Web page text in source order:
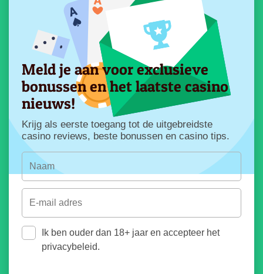
Meld je aan voor exclusieve
bonussen en het laatste casino
nieuws!
Krijg als eerste toegang tot de uitgebreidste
casino reviews, beste bonussen en casino tips.
Ik ben ouder dan 18+ jaar en accepteer het
privacybeleid.